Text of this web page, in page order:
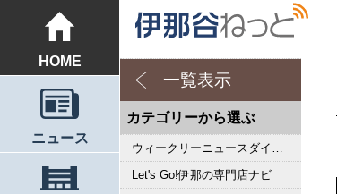
HOME
ニュース
一覧表示
カテゴリーから選ぶ
ウィークリーニュースダイジェスト
Let's Go!伊那の専門店ナビ